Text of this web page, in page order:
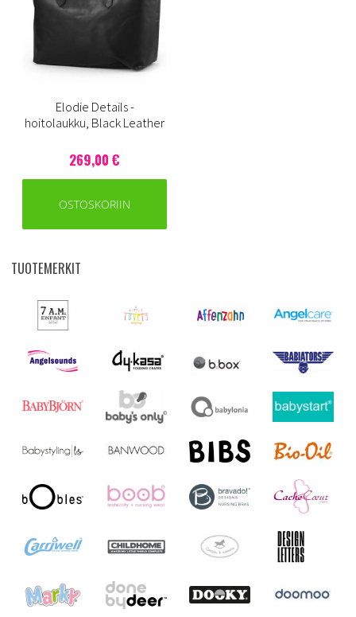
Elodie Details -
hoitolaukku, Black Leather
269,00 €
OSTOSKORIIN
TUOTEMERKIT